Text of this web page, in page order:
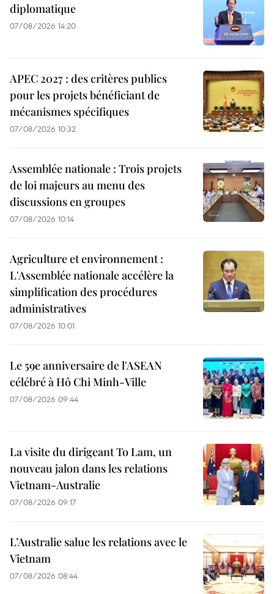
diplomatique
07/08/2026 14:20
APEC 2027 : des critères publics
pour les projets bénéficiant de
mécanismes spécifiques
07/08/2026 10:32
Assemblée nationale : Trois projets
de loi majeurs au menu des
discussions en groupes
07/08/2026 10:14
Agriculture et environnement :
L'Assemblée nationale accélère la
simplification des procédures
administratives
07/08/2026 10:01
Le 59e anniversaire de l'ASEAN
célébré à Hô Chi Minh-Ville
07/08/2026 09:44
La visite du dirigeant To Lam, un
nouveau jalon dans les relations
Vietnam-Australie
07/08/2026 09:17
L’Australie salue les relations avec le
Vietnam
07/08/2026 08:44